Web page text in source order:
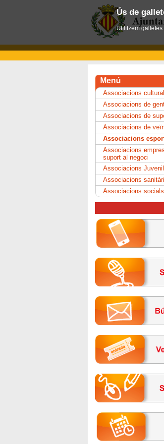
Menú
Associacions
Associacions de
Associacions de
Associacions de
Associacions
Associacions
suport al negoci
Associacions
Associacions
Associacions socials
Ús de
Utilitzem galletes